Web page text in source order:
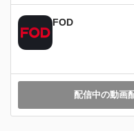
FOD
配信中の動画